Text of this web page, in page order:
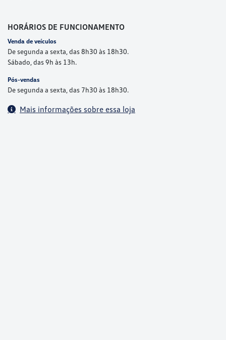
HORÁRIOS DE FUNCIONAMENTO
Venda de veículos
De segunda a sexta, das 8h30 às 18h30.
Sábado, das 9h às 13h.
Pós-vendas
De segunda a sexta, das 7h30 às 18h30.
Mais informações sobre essa loja